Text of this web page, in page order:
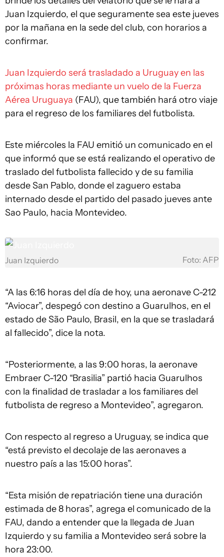
Juan Izquierdo, el que seguramente sea este jueves
por la mañana en la sede del club, con horarios a
confirmar.
Juan Izquierdo será trasladado a Uruguay en las
próximas horas mediante un vuelo de la Fuerza
Aérea Uruguaya (FAU), que también hará otro viaje
para el regreso de los familiares del futbolista.
Este miércoles la FAU emitió un comunicado en el
que informó que se está realizando el operativo de
traslado del futbolista fallecido y de su familia
desde San Pablo, donde el zaguero estaba
internado desde el partido del pasado jueves ante
Sao Paulo, hacia Montevideo.
Juan Izquierdo Foto: AFP
“A las 6:16 horas del día de hoy, una aeronave C-212
“Aviocar”, despegó con destino a Guarulhos, en el
estado de São Paulo, Brasil, en la que se trasladará
al fallecido”, dice la nota.
“Posteriormente, a las 9:00 horas, la aeronave
Embraer C-120 “Brasilia” partió hacia Guarulhos
con la finalidad de trasladar a los familiares del
futbolista de regreso a Montevideo”, agregaron.
Con respecto al regreso a Uruguay, se indica que
“está previsto el decolaje de las aeronaves a
nuestro país a las 15:00 horas”.
“Esta misión de repatriación tiene una duración
estimada de 8 horas”, agrega el comunicado de la
FAU, dando a entender que la llegada de Juan
Izquierdo y su familia a Montevideo será sobre la
hora 23:00.